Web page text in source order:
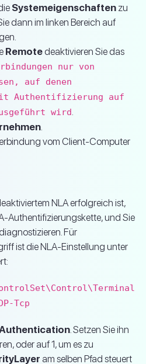
Systemeigenschaften zu
dann im linken Bereich auf
Remotedeaktivieren Sie das
nur von
auf denen
Authentifizierung auf
wird.
.
vom Client-Computer
NLA erfolgreich ist,
Authentifizierungskette, und Sie
Für
ist die NLA-Einstellung unter
Tcp
. Setzen Sie ihn
oder auf 1, um es zu
am selben Pfad steuert